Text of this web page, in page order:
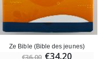
Ze Bible (Bible des jeunes)
€36.00 €34.20